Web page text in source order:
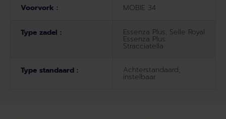
Voorvork : MOBIE 34
Type zadel : Essenza Plus, Selle Royal
Essenza Plus
Stracciatella
Type standaard : Achterstandaard,
instelbaar